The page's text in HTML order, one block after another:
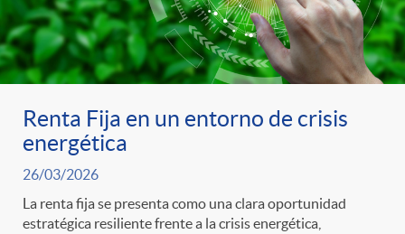
Renta Fija en un entorno de crisis
energética
26/03/2026
La renta fija se presenta como una clara oportunidad
estratégica resiliente frente a la crisis energética,